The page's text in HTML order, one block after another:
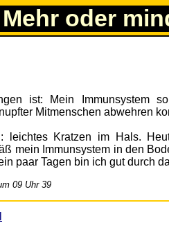
oder
ist: Mein Immunsystem
Mitmenschen abwehren
leichtes Kratzen im Hals.
mein Immunsystem in den
paar Tagen bin ich gut durch
09 Uhr 39